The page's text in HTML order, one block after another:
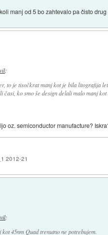
manj od 5 bo zahtevalo pa čisto drug
:
to je tisočkrat manj kot je bila litografija
časi, ko smo še design delali malo manj
oz. semiconductor manufacture?
2012-21
:
45nm Quad trenutno ne potrebujem.